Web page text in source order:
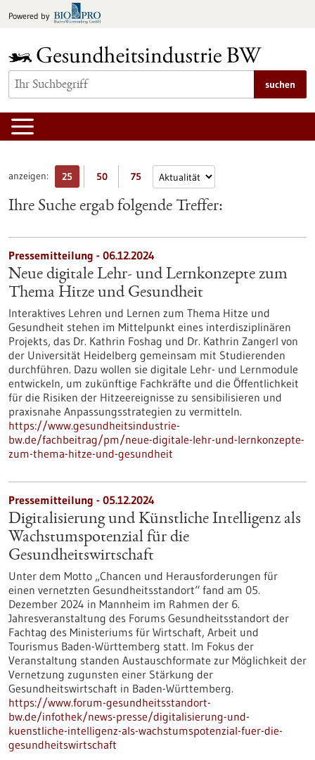
Inhalt
Powered by
suchen
anzeigen: 25 50 75
Ihre Suche ergab folgende Treffer:
Pressemitteilung - 06.12.2024
Neue digitale Lehr- und Lernkonzepte zum
Thema Hitze und Gesundheit
Interaktives Lehren und Lernen zum Thema Hitze und
Gesundheit stehen im Mittelpunkt eines interdisziplinären
Projekts, das Dr. Kathrin Foshag und Dr. Kathrin Zangerl von
der Universität Heidelberg gemeinsam mit Studierenden
durchführen. Dazu wollen sie digitale Lehr- und Lernmodule
entwickeln, um zukünftige Fachkräfte und die Öffentlichkeit
für die Risiken der Hitzeereignisse zu sensibilisieren und
praxisnahe Anpassungsstrategien zu vermitteln.
https://www.gesundheitsindustrie-
bw.de/fachbeitrag/pm/neue-digitale-lehr-und-lernkonzepte-
zum-thema-hitze-und-gesundheit
Pressemitteilung - 05.12.2024
Digitalisierung und Künstliche Intelligenz als
Wachstumspotenzial für die
Gesundheitswirtschaft
Unter dem Motto „Chancen und Herausforderungen für
einen vernetzten Gesundheitsstandort“ fand am 05.
Dezember 2024 in Mannheim im Rahmen der 6.
Jahresveranstaltung des Forums Gesundheitsstandort der
Fachtag des Ministeriums für Wirtschaft, Arbeit und
Tourismus Baden-Württemberg statt. Im Fokus der
Veranstaltung standen Austauschformate zur Möglichkeit der
Vernetzung zugunsten einer Stärkung der
Gesundheitswirtschaft in Baden-Württemberg.
https://www.forum-gesundheitsstandort-
bw.de/infothek/news-presse/digitalisierung-und-
kuenstliche-intelligenz-als-wachstumspotenzial-fuer-die-
gesundheitswirtschaft